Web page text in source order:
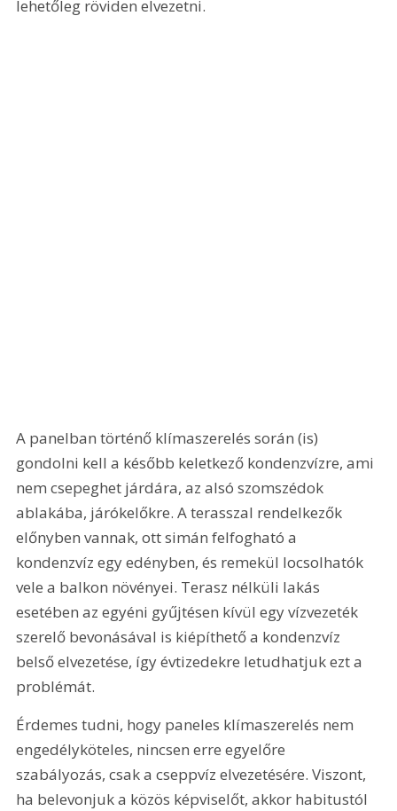
lehetőleg röviden elvezetni.
A panelban történő klímaszerelés során (is)
gondolni kell a később keletkező kondenzvízre, ami
nem csepeghet járdára, az alsó szomszédok
ablakába, járókelőkre. A terasszal rendelkezők
előnyben vannak, ott simán felfogható a
kondenzvíz egy edényben, és remekül locsolhatók
vele a balkon növényei. Terasz nélküli lakás
esetében az egyéni gyűjtésen kívül egy vízvezeték
szerelő bevonásával is kiépíthető a kondenzvíz
belső elvezetése, így évtizedekre letudhatjuk ezt a
problémát.
Érdemes tudni, hogy paneles klímaszerelés nem
engedélyköteles, nincsen erre egyelőre
szabályozás, csak a cseppvíz elvezetésére. Viszont,
ha belevonjuk a közös képviselőt, akkor habitustól